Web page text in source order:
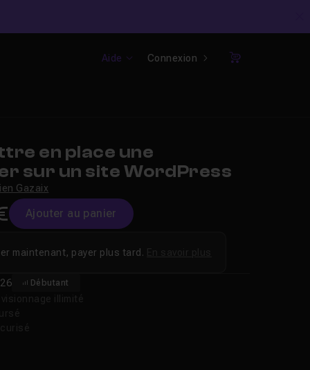
Aide Connexion
Panier
en place une
sur un site WordPress
Gazaix
Ajouter au panier
Débutant
maintenant, payer plus tard.